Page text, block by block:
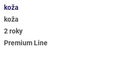
koža
koža
2 roky
Premium Line